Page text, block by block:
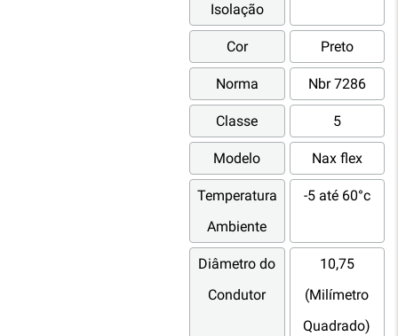
Isolação
Cor Preto
Norma Nbr 7286
Classe 5
Modelo Nax flex
Temperatura
Ambiente
-5 até 60°c
Diâmetro do
Condutor
10,75
(Milímetro
Quadrado)